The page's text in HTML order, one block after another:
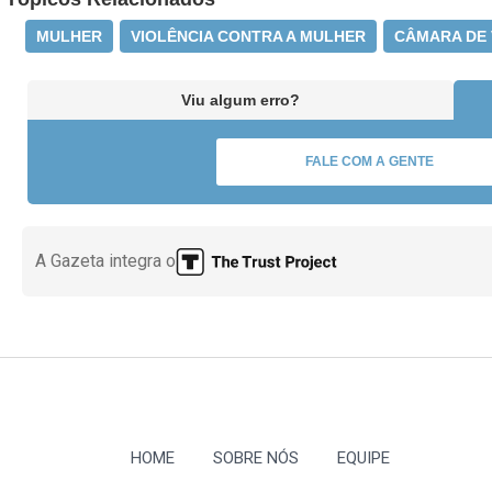
MULHER VIOLÊNCIA CONTRA A MULHER CÂMARA DE
Viu algum erro?
FALE COM A GENTE
A Gazeta integra o
HOME SOBRE NÓS EQUIPE